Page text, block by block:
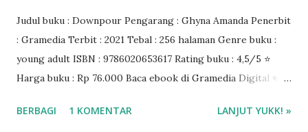
Judul buku : Downpour Pengarang : Ghyna Amanda Penerbit
: Gramedia Terbit : 2021 Tebal : 256 halaman Genre buku :
young adult ISBN : 9786020653617 Rating buku : 4,5/5 ⭐
Harga buku : Rp 76.000 Baca ebook di Gramedia Digital ❤️❤️
BERBAGI 1 KOMENTAR LANJUT YUKK! »